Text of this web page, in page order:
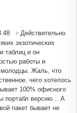
# Действительно
экзотических
таблиц и он
работы и
молодцы. Жаль, что
чего хотелось
100% офисного
портабл версию... А
пакет бывает не